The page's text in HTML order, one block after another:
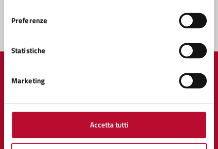
Preferenze
Statistiche
Marketing
Accetta tutti
AMMINISTRAZIONE